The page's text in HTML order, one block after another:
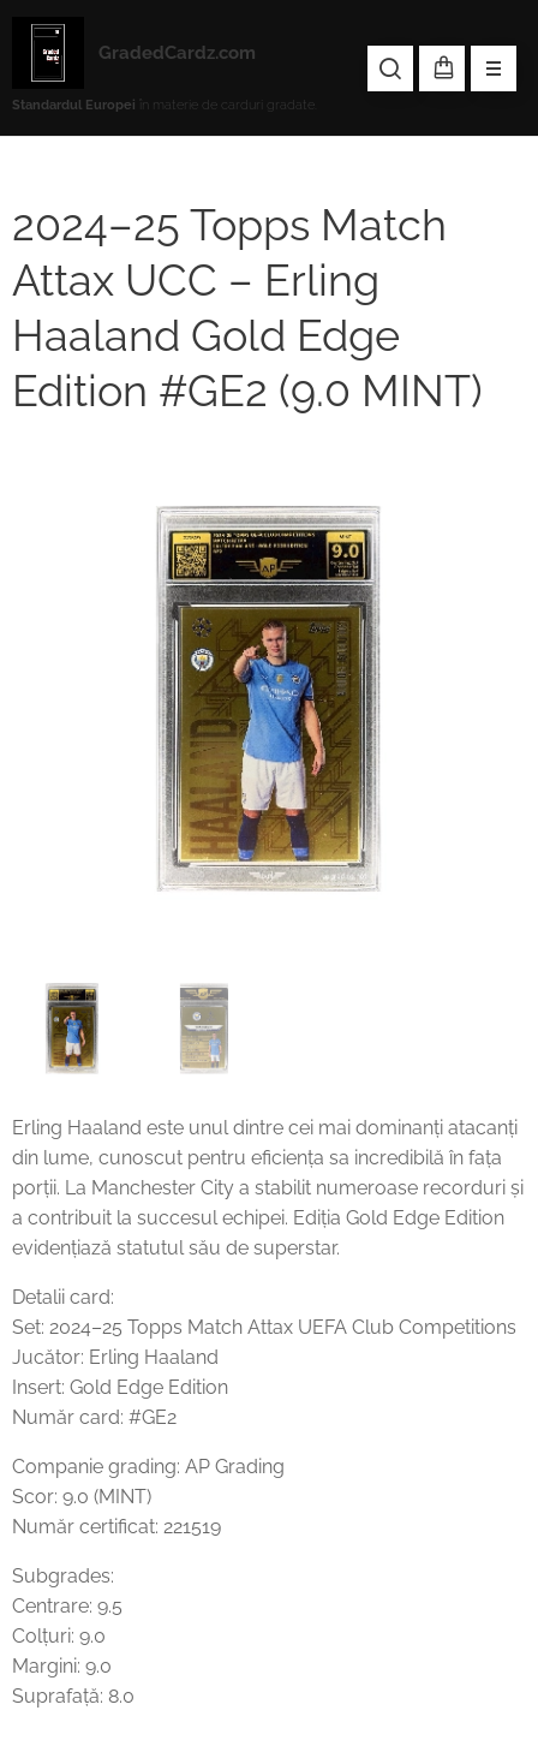
GradedCardz.com
Standardul Europei în materie de carduri gradate.
2024–25 Topps Match
Attax UCC – Erling
Haaland Gold Edge
Edition #GE2 (9.0 MINT)
Erling Haaland este unul dintre cei mai dominanți atacanți
din lume, cunoscut pentru eficiența sa incredibilă în fața
porții. La Manchester City a stabilit numeroase recorduri și
a contribuit la succesul echipei. Ediția Gold Edge Edition
evidențiază statutul său de superstar.
Detalii card:
Set: 2024–25 Topps Match Attax UEFA Club Competitions
Jucător: Erling Haaland
Insert: Gold Edge Edition
Număr card: #GE2
Companie grading: AP Grading
Scor: 9.0 (MINT)
Număr certificat: 221519
Subgrades:
Centrare: 9.5
Colțuri: 9.0
Margini: 9.0
Suprafață: 8.0